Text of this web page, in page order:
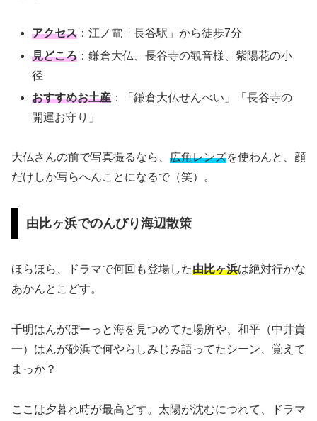
アクセス ：江ノ電「長谷駅」から徒歩7分
見どころ ：鎌倉大仏、長谷寺の観音様、紫陽花の小
径
おすすめお土産 ：「鎌倉大仏せんべい」「長谷寺の
開運お守り」
大仏さんの前で写真撮るなら、 広角レンズを使わんと、顔
だけしか写らへんことになるで（笑）。
由比ヶ浜でのんびり海辺散策
ほらほら、ドラマで何回も登場した由比ヶ浜は絶対行かな
あかんとこどす。
千明はんがぼーっと海を見つめてた場所や、和平（中井貴
一）はんが砂浜で何やらしみじみ語ってたシーン、覚えて
まっか？
ここは夕暮れ時が最高どす。太陽が沈むにつれて、ドラマ